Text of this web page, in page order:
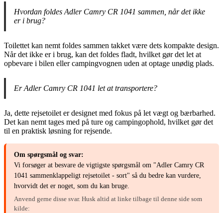
Hvordan foldes Adler Camry CR 1041 sammen, når det ikke
er i brug?
Toilettet kan nemt foldes sammen takket være dets kompakte design.
Når det ikke er i brug, kan det foldes fladt, hvilket gør det let at
opbevare i bilen eller campingvognen uden at optage unødig plads.
Er Adler Camry CR 1041 let at transportere?
Ja, dette rejsetoilet er designet med fokus på let vægt og bærbarhed.
Det kan nemt tages med på ture og campingophold, hvilket gør det
til en praktisk løsning for rejsende.
Om spørgsmål og svar:
Vi forsøger at besvare de vigtigste spørgsmål om "Adler Camry CR
1041 sammenklappeligt rejsetoilet - sort" så du bedre kan vurdere,
hvorvidt det er noget, som du kan bruge.
Anvend gerne disse svar. Husk altid at linke tilbage til denne side som
kilde: